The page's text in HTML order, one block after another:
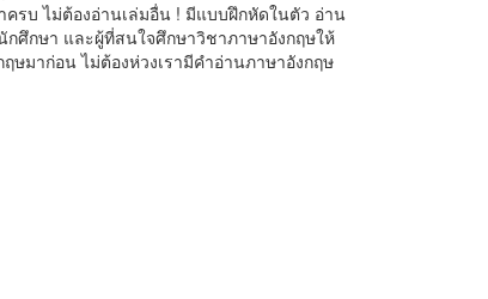
ครบ ไม่ต้องอ่านเล่มอื่น ! มีแบบฝึกหัดในตัว อ่าน
กศึกษา และผู้ที่สนใจศึกษาวิชาภาษาอังกฤษให้
มาก่อน ไม่ต้องห่วงเรามีคำอ่านภาษาอังกฤษ